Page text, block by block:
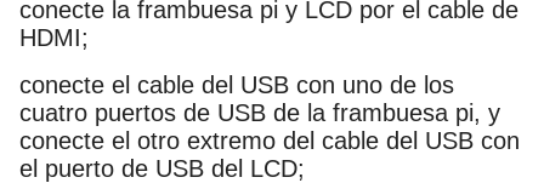
conecte la frambuesa pi y LCD por el cable de
HDMI;
conecte el cable del USB con uno de los
cuatro puertos de USB de la frambuesa pi, y
conecte el otro extremo del cable del USB con
el puerto de USB del LCD;